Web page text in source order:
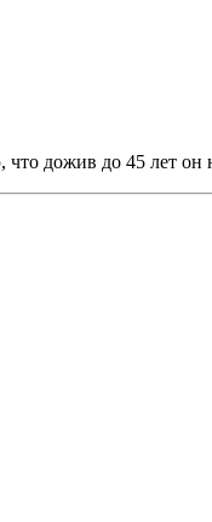
дожив до 45 лет он